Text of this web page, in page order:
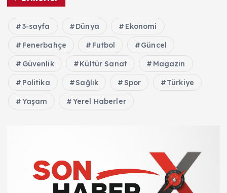
3-sayfa Dünya Ekonomi
Fenerbahçe Futbol Güncel
Güvenlik Kültür Sanat Magazin
Politika Sağlık Spor Türkiye
Yaşam Yerel Haberler